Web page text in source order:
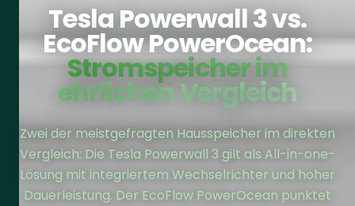
Tesla Powerwall 3 vs.
EcoFlow PowerOcean:
Stromspeicher im
ehrlichen Vergleich
Zwei der meistgefragten Hausspeicher im direkten
Vergleich: Die Tesla Powerwall 3 gilt als All-in-one-
Lösung mit integriertem Wechselrichter und hoher
Dauerleistung. Der EcoFlow PowerOcean punktet